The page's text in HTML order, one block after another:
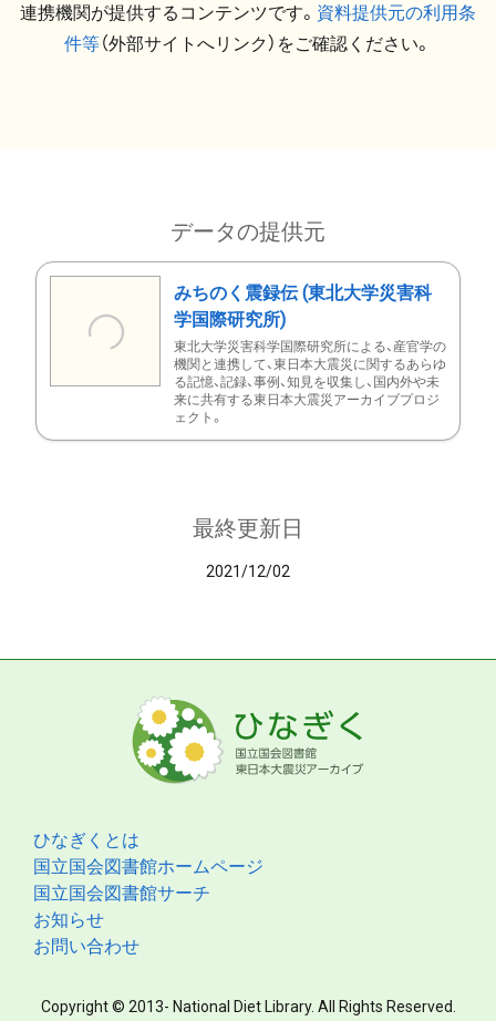
連携機関が提供するコンテンツです。 資料提供元の利用条
件等（外部サイトへリンク）をご確認ください。
データの提供元
みちのく震録伝 (東北大学災害科
学国際研究所)
東北大学災害科学国際研究所による、産官学の
機関と連携して、東日本大震災に関するあらゆ
る記憶、記録、事例、知見を収集し、国内外や未
来に共有する東日本大震災アーカイブプロジ
ェクト。
最終更新日
2021/12/02
ひなぎくとは
国立国会図書館ホームページ
国立国会図書館サーチ
お知らせ
お問い合わせ
Copyright © 2013- National Diet Library. All Rights Reserved.